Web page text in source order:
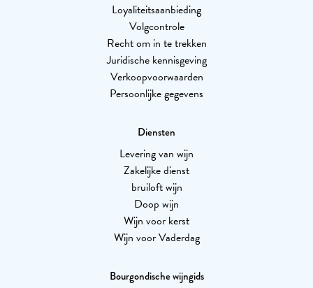
Loyaliteitsaanbieding
Volgcontrole
Recht om in te trekken
Juridische kennisgeving
Verkoopvoorwaarden
Persoonlijke gegevens
Diensten
Levering van wijn
Zakelijke dienst
bruiloft wijn
Doop wijn
Wijn voor kerst
Wijn voor Vaderdag
Bourgondische wijngids